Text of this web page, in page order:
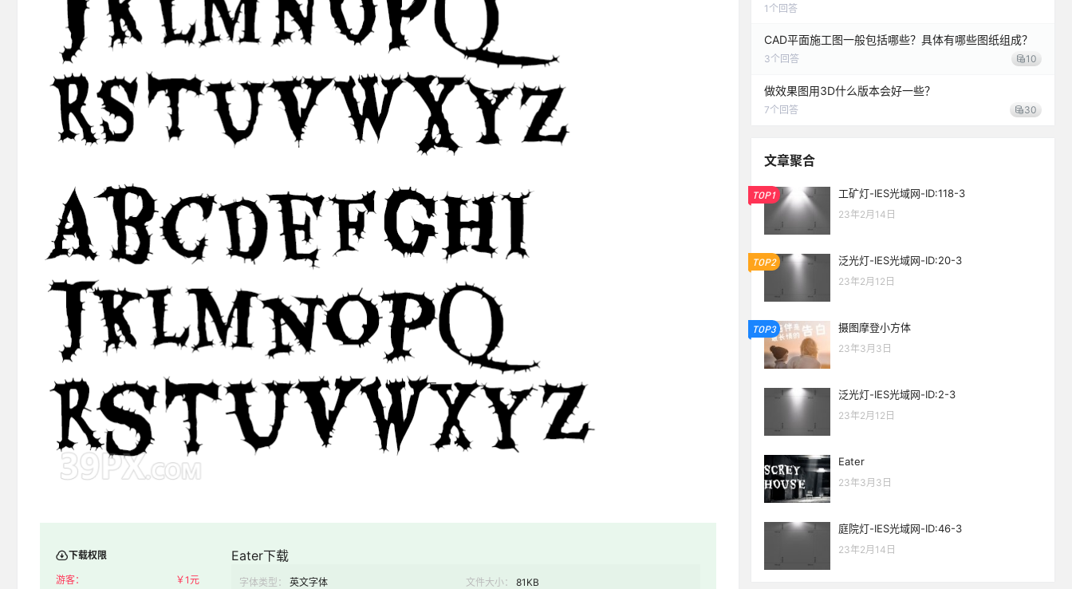
下载权限
游客： ￥1元
Eater下载
字体类型： 英文字体 文件大小：
81KB
1 个回答
CAD平面施工图一般包括哪些？具体有哪些图纸组成？
3个回答 10
做效果图用3D什么版本会好一些？
7个回答 30
文章聚合
TOP1 工矿灯-IES光域网-ID:118-3
23年2月14日
TOP2 泛光灯-IES光域网-ID:20-3
23年2月12日
TOP3 摄图摩登小方体
23年3月3日
泛光灯-IES光域网-ID:2-3
23年2月12日
Eater
23年3月3日
庭院灯-IES光域网-ID:46-3
23年2月14日
生活也美好了！
走路也有劲了！